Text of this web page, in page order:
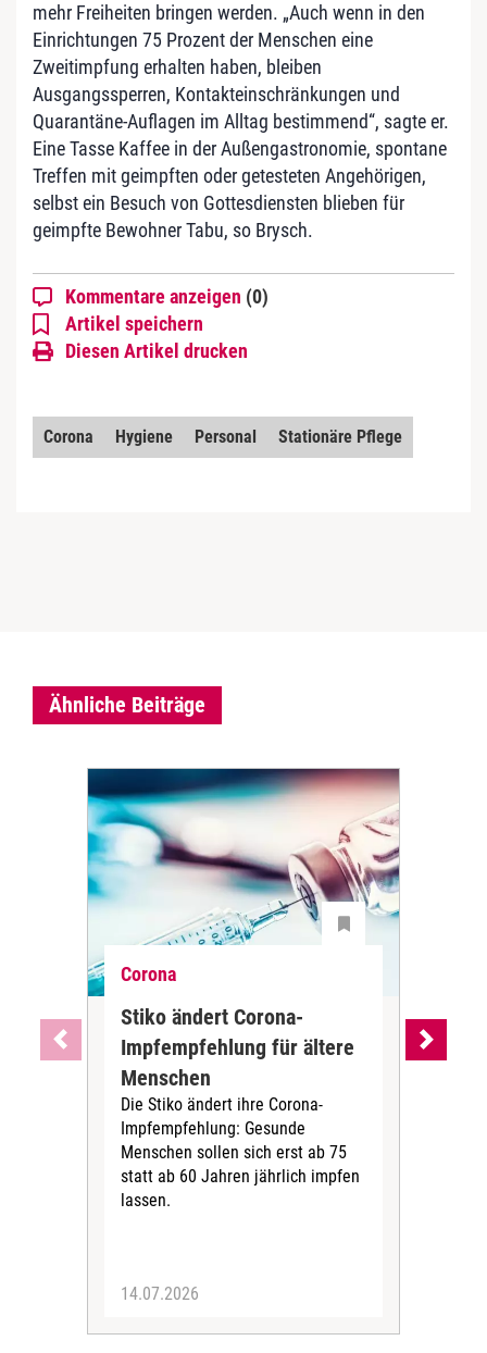
mehr Freiheiten bringen werden. „Auch wenn in den
Einrichtungen 75 Prozent der Menschen eine
Zweitimpfung erhalten haben, bleiben
Ausgangssperren, Kontakteinschränkungen und
Quarantäne-Auflagen im Alltag bestimmend“, sagte er.
Eine Tasse Kaffee in der Außengastronomie, spontane
Treffen mit geimpften oder getesteten Angehörigen,
selbst ein Besuch von Gottesdiensten blieben für
geimpfte Bewohner Tabu, so Brysch.
Kommentare anzeigen (0)
Artikel speichern
Diesen Artikel drucken
Corona Hygiene Personal Stationäre Pflege
Ähnliche Beiträge
Corona
Stiko ändert Corona-
Impfempfehlung für ältere
Menschen
Die Stiko ändert ihre Corona-
Impfempfehlung: Gesunde
Menschen sollen sich erst ab 75
statt ab 60 Jahren jährlich impfen
lassen.
14.07.2026